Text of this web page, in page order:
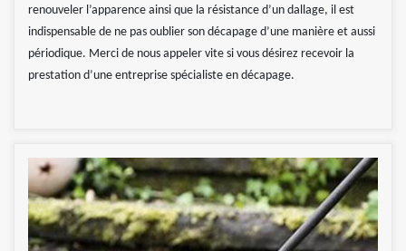
renouveler l’apparence ainsi que la résistance d’un dallage, il est
indispensable de ne pas oublier son décapage d’une manière et aussi
périodique. Merci de nous appeler vite si vous désirez recevoir la
prestation d’une entreprise spécialiste en décapage.